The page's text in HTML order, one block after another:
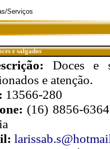
Serviços
e salgados
Doces e
e atenção.
13566-280
(16) 8856-